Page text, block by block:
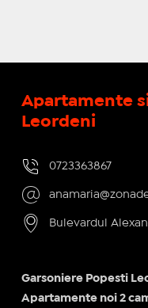
Apartamente
Leordeni
0723363867
Bulevardul
Garsoniere Popesti
Apartamente noi 2